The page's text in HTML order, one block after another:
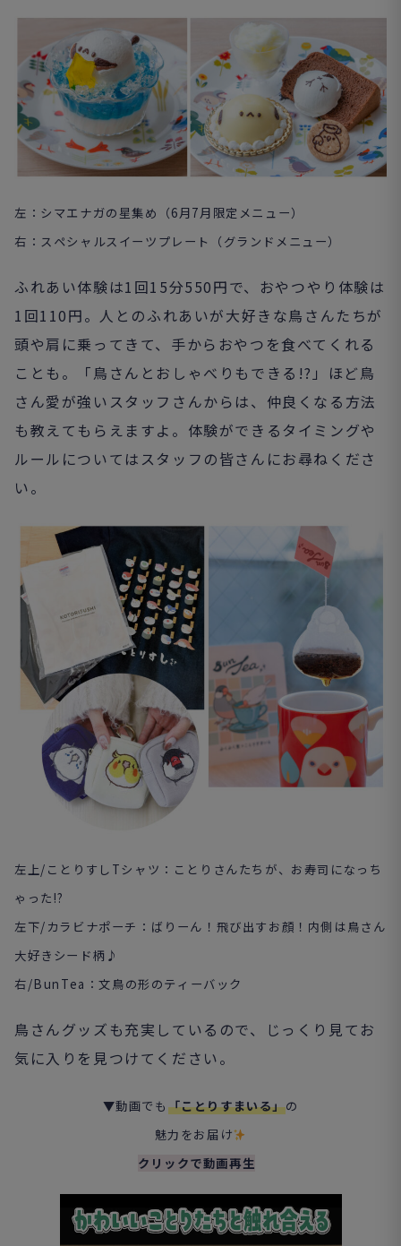
左：シマエナガの星集め（6月7月限定メニュー）
右：スペシャルスイーツプレート（グランドメニュー）
ふれあい体験は1回15分550円で、おやつやり体験は
1回110円。人とのふれあいが大好きな鳥さんたちが
頭や肩に乗ってきて、手からおやつを食べてくれる
ことも。「鳥さんとおしゃべりもできる!?」ほど鳥
さん愛が強いスタッフさんからは、仲良くなる方法
も教えてもらえますよ。体験ができるタイミングや
ルールについてはスタッフの皆さんにお尋ねくださ
い。
左上/ことりすしTシャツ：ことりさんたちが、お寿司になっち
ゃった!?
左下/カラビナポーチ：ばりーん！飛び出すお顔！内側は鳥さん
大好きシード柄♪
右/BunTea：文鳥の形のティーバック
鳥さんグッズも充実しているので、じっくり見てお
気に入りを見つけてください。
▼動画でも 「ことりすまいる」の
魅力をお届け
クリックで動画再生